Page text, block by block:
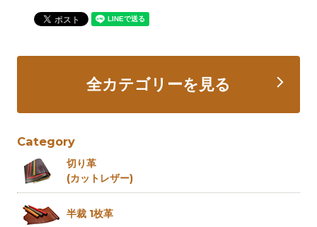
全カテゴリーを見る
Category
切り革
(カットレザー)
半裁 1枚革